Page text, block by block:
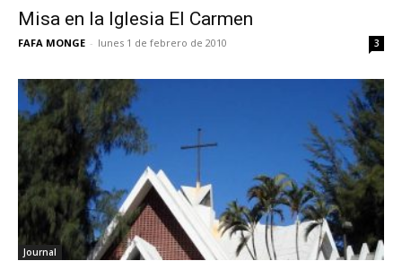
Misa en la Iglesia El Carmen
FAFA MONGE - lunes 1 de febrero de 2010 3
Journal